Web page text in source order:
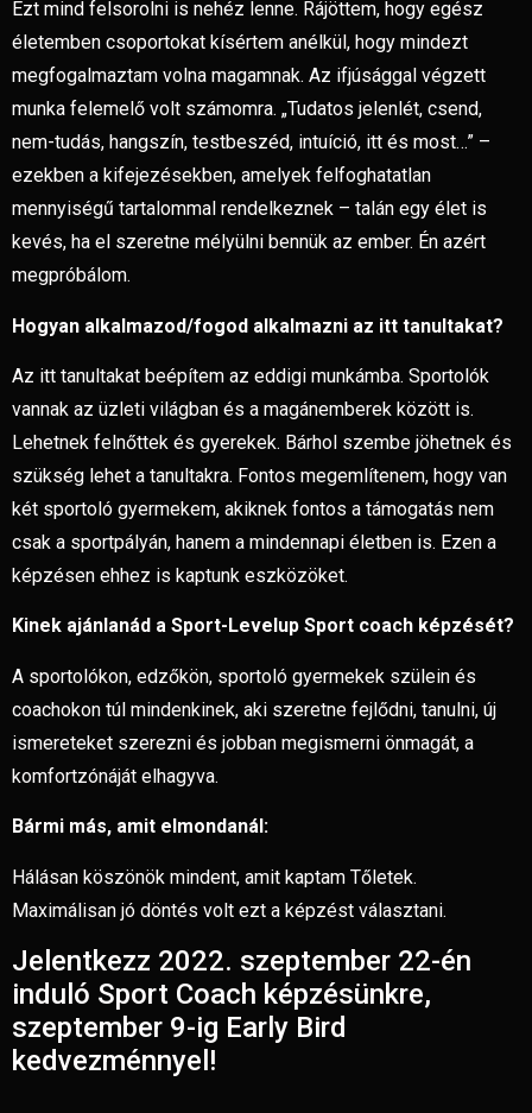
Ezt mind felsorolni is nehéz lenne. Rájöttem, hogy egész
életemben csoportokat kísértem anélkül, hogy mindezt
megfogalmaztam volna magamnak. Az ifjúsággal végzett
munka felemelő volt számomra. „Tudatos jelenlét, csend,
nem-tudás, hangszín, testbeszéd, intuíció, itt és most…” –
ezekben a kifejezésekben, amelyek felfoghatatlan
mennyiségű tartalommal rendelkeznek – talán egy élet is
kevés, ha el szeretne mélyülni bennük az ember. Én azért
megpróbálom.
Hogyan alkalmazod/fogod alkalmazni az itt tanultakat?
Az itt tanultakat beépítem az eddigi munkámba. Sportolók
vannak az üzleti világban és a magánemberek között is.
Lehetnek felnőttek és gyerekek. Bárhol szembe jöhetnek és
szükség lehet a tanultakra. Fontos megemlítenem, hogy van
két sportoló gyermekem, akiknek fontos a támogatás nem
csak a sportpályán, hanem a mindennapi életben is. Ezen a
képzésen ehhez is kaptunk eszközöket.
Kinek ajánlanád a Sport-Levelup Sport coach képzését?
A sportolókon, edzőkön, sportoló gyermekek szülein és
coachokon túl mindenkinek, aki szeretne fejlődni, tanulni, új
ismereteket szerezni és jobban megismerni önmagát, a
komfortzónáját elhagyva.
Bármi más, amit elmondanál:
Hálásan köszönök mindent, amit kaptam Tőletek.
Maximálisan jó döntés volt ezt a képzést választani.
Jelentkezz 2022. szeptember 22-én
induló Sport Coach képzésünkre,
szeptember 9-ig Early Bird
kedvezménnyel!